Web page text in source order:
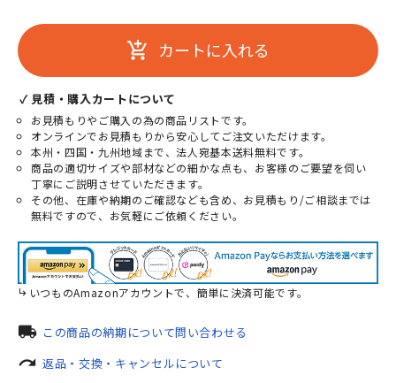
add_shopping_cart カートに入れる
✓ 見積・購入カートについて
お見積もりやご購入の為の商品リストです。
オンラインでお見積もりから安心してご注文いただけます。
本州・四国・九州地域まで、法人宛基本送料無料です。
商品の適切サイズや部材などの細かな点も、お客様のご要望を伺い
丁寧にご説明させていただきます。
その他、在庫や納期のご確認なども含め、お見積もり/ご相談までは
無料ですので、お気軽にご依頼ください。
いつものAmazonアカウントで、簡単に決済可能です。
local_shipping この商品の納期について問い合わせる
redo 返品・交換・キャンセルについて